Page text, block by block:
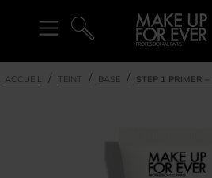
RECHERCHE
ACCUEIL TEINT BASE STEP 1 PRIMER